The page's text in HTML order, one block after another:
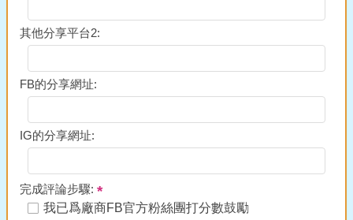
其他分享平台2:
FB的分享網址:
IG的分享網址:
完成評論步驟:
我已爲廠商FB官方粉絲團打分數鼓勵